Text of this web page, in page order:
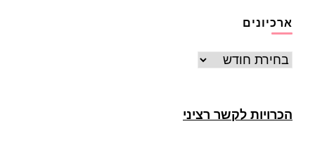
ארכיונים
ארכיונים
הכרויות לקשר רציני